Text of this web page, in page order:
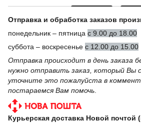
Отправка и обработка заказов
понедельник – пятница с 9.00 до 18.00
суббота – воскресенье с 12.00 до 15.00
Отправка происходит в день заказа
нужно отправить заказ, который Вы
уточните это пожалуйста в
постараемся Вам помочь
Курьерская доставка Новой почтой